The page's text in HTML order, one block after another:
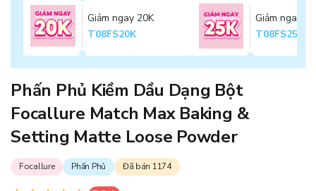
Giảm ngay 20K
T08FS20K
Giảm ngay
T08FS25K
Phấn Phủ Kiềm Dầu Dạng Bột
Focallure Match Max Baking &
Setting Matte Loose Powder
Focallure Phấn Phủ Đã bán 1174